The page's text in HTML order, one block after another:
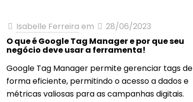
Isabelle Ferreira em
28/06/2023
O que é Google Tag Manager e por que seu
negócio deve usar a ferramenta!
Google Tag Manager permite gerenciar tags de
forma eficiente, permitindo o acesso a dados e
métricas valiosas para as campanhas digitais.